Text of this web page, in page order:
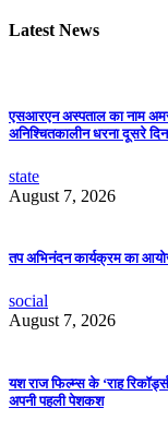
Latest News
एसआरएन अस्पताल का नाम
अनिश्चितकालीन धरना दूसरे दिन
state
August 7, 2026
तप अभिनंदन कार्यक्रम का
social
August 7, 2026
यश राज फिल्म्स के ‘राह
अपनी पहली पेशकश